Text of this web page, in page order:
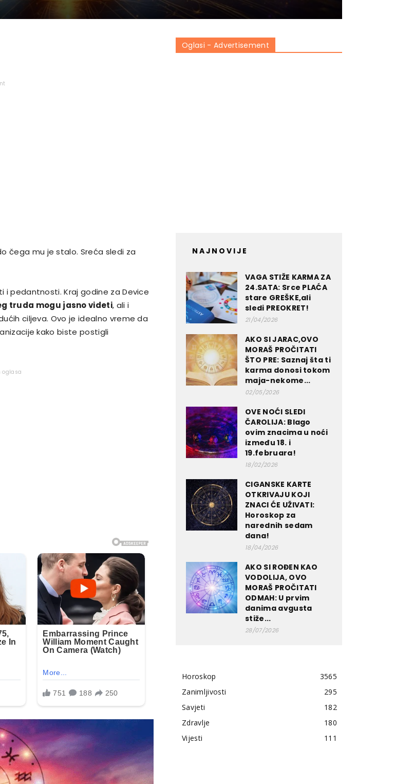
čega mu je stalo. Sreća sledi za
pedantnosti. Kraj godine za Device
truda mogu jasno videti, ali i
ciljeva. Ovo je idealno vreme da
kako biste postigli
oglasa
Oglasi - Advertisement
NAJNOVIJE
VAGA STIŽE KARMA ZA
24.SATA: Srce PLAĆA
stare GREŠKE,ali
sledi PREOKRET!
21/04/2026
AKO SI JARAC,OVO
MORAŠ PROČITATI
ŠTO PRE: Saznaj šta ti
karma donosi tokom
maja-nekome...
02/05/2026
OVE NOĆI SLEDI
ČAROLIJA: Blago
ovim znacima u noći
između 18. i
19.februara!
18/02/2026
CIGANSKE KARTE
OTKRIVAJU KOJI
ZNACI ĆE UŽIVATI:
Horoskop za
narednih sedam
dana!
18/04/2026
AKO SI ROĐEN KAO
VODOLIJA, OVO
MORAŠ PROČITATI
ODMAH: U prvim
danima avgusta
stiže...
28/07/2026
Horoskop
3565
Zanimljivosti
295
Savjeti
182
Zdravlje
180
Vijesti
111